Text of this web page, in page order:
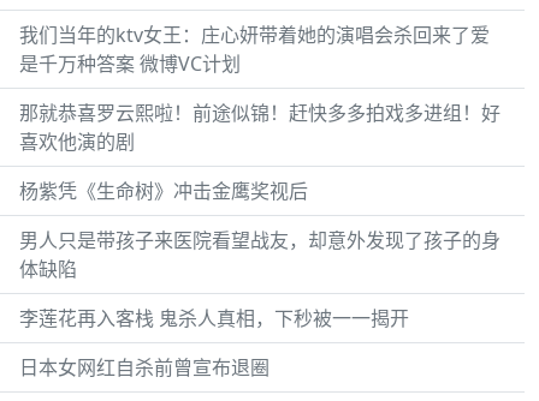
我们当年的ktv女王：庄心妍带着她的演唱会杀回来了爱
是千万种答案 微博VC计划
那就恭喜罗云熙啦！前途似锦！赶快多多拍戏多进组！好
喜欢他演的剧
杨紫凭《生命树》冲击金鹰奖视后
男人只是带孩子来医院看望战友，却意外发现了孩子的身
体缺陷
李莲花再入客栈 鬼杀人真相，下秒被一一揭开
日本女网红自杀前曾宣布退圈